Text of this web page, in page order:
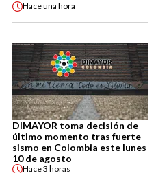
Haceuna hora
DIMAYOR toma decisión de
último momento tras fuerte
sismo en Colombia este lunes
10 de agosto
Hace3 horas